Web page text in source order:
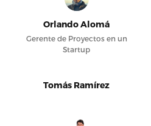
Orlando Alomá
Gerente de Proyectos en un
Startup
Tomás Ramírez